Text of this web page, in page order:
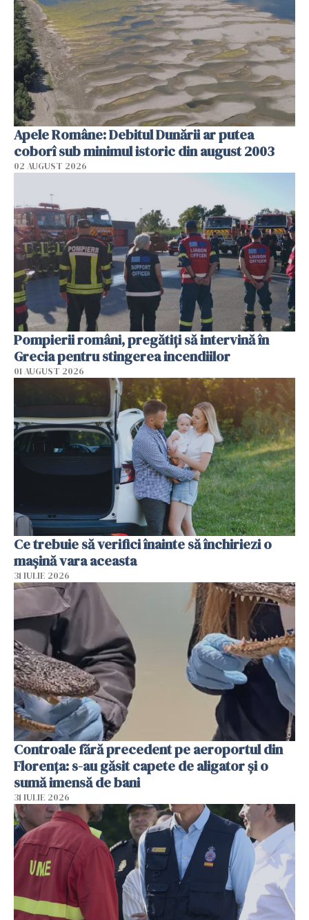
Apele Române: Debitul Dunării ar putea
coborî sub minimul istoric din august 2003
02 AUGUST 2026
Pompierii români, pregătiţi să intervină în
Grecia pentru stingerea incendiilor
01 AUGUST 2026
Ce trebuie să verifici înainte să închiriezi o
mașină vara aceasta
31 IULIE 2026
Controale fără precedent pe aeroportul din
Florența: s-au găsit capete de aligator și o
sumă imensă de bani
31 IULIE 2026